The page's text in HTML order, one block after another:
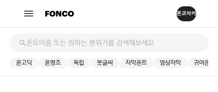
윤고딕 윤명조 독립 붓글씨 자막폰트 영상자막 귀여운